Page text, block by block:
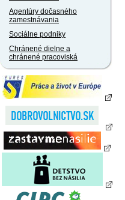
Agentúry dočasného
zamestnávania
Sociálne podniky
Chránené dielne a
chránené pracoviská